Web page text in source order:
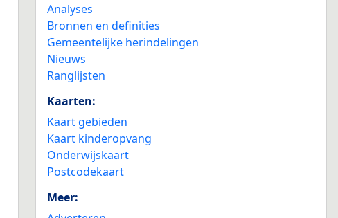
Analyses
Bronnen en definities
Gemeentelijke herindelingen
Nieuws
Ranglijsten
Kaarten:
Kaart gebieden
Kaart kinderopvang
Onderwijskaart
Postcodekaart
Meer: